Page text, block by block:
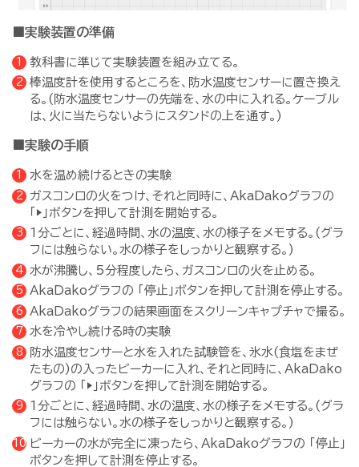
■実験装置の準備
教科書に準じて実験装置を組み立てる。
棒温度計を使用するところを、防水温度センサーに置き換え
る。(防水温度センサーの先端を、水の中に入れる。ケーブル
は、火に当たらないようにスタンドの上を通す。)
■実験の手順
水を温め続けるときの実験
ガスコンロの火をつけ、それと同時に、AkaDakoグラフの
「▶」ボタンを押して計測を開始する。
1分ごとに、経過時間、水の温度、水の様子をメモする。(グラ
フには触らない。水の様子をしっかりと観察する。)
水が沸騰し、5分程度したら、ガスコンロの火を止める。
AkaDakoグラフの 「停止」ボタンを押して計測を停止する。
AkaDakoグラフの結果画面をスクリーンキャプチャで撮る。
水を冷やし続ける時の実験
防水温度センサーと水を入れた試験管を、氷水(食塩をまぜ
たもの)の入ったビーカーに入れ、それと同時に、AkaDako
グラフの 「▶」ボタンを押して計測を開始する。
1分ごとに、経過時間、水の温度、水の様子をメモする。(グラ
フには触らない。水の様子をしっかりと観察する。)
ビーカーの水が完全に凍ったら、AkaDakoグラフの 「停止」
ボタンを押して計測を停止する。